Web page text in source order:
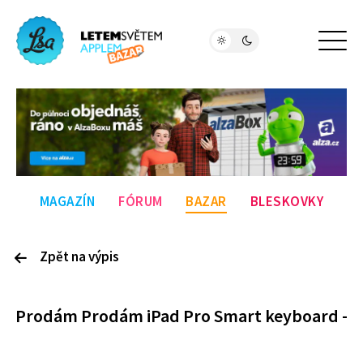
MAGAZÍN FÓRUM BAZAR BLESKOVKY
Zpět na výpis
Prodám Prodám iPad Pro Smart keyboard -